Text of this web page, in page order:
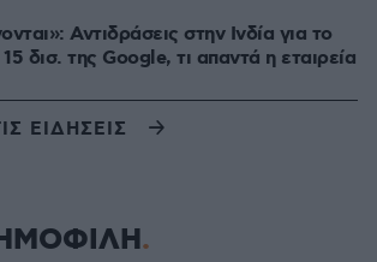
Αντιδράσεις στην Ινδία για το
δισ. της Google, τι απαντά η εταιρεία
ΕΙΔΗΣΕΙΣ